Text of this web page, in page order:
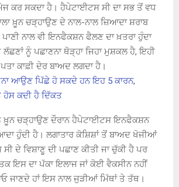
ਕਰ ਸਕਦਾ ਹੈ। ਹੈਪੇਟਾਈਟਸ ਸੀ ਦਾ ਸਭ ਤੋਂ ਵਧ
ਖ਼ੂਨ ਚੜ੍ਹਾਉਣ ਦੇ ਨਾਲ-ਨਾਲ ਜ਼ਿਆਦਾ ਸ਼ਰਾਬ
ਨਾਲ ਵੀ ਇਨਫੈਕਸ਼ਨ ਫੈਲਣ ਦਾ ਖ਼ਤਰਾ ਹੁੰਦਾ
ਨੂੰ ਪਛਾਣਨਾ ਥੋੜ੍ਹਾ ਜਿਹਾ ਮੁਸ਼ਕਲ ਹੈ, ਇਹੀ
ਕਾਫ਼ੀ ਦੇਰ ਬਾਅਦ ਲਗਦਾ ਹੈ।
ਆਉਣ ਪਿੱਛੇ ਹੋ ਸਕਦੇ ਹਨ ਇਹ 5 ਕਾਰਨ,
ਹੋਸ ਕਦੀ ਹੈ ਦਿੱਕਤ
ਖ਼ੂਨ ਚੜ੍ਹਾਉਣ ਦੌਰਾਨ ਹੈਪੇਟਾਈਟਸ ਇਨਫੈਕਸ਼ਨ
ਹੁੰਦੀ ਹੈ। ਲਗਾਤਾਰ ਕੋਸ਼ਿਸ਼ਾਂ ਤੋਂ ਬਾਅਦ ਖੋਜੀਆਂ
ਦੇ ਵਿਸ਼ਾਣੂ ਦੀ ਪਛਾਣ ਕੀਤੀ ਜਾ ਚੁੱਕੀ ਹੈ ਪਰ
ਇਸ ਦਾ ਪੱਕਾ ਇਲਾਜ ਜਾਂ ਕੋਈ ਵੈਕਸੀਨ ਨਹੀਂ
ਜਾਣਦੇ ਹਾਂ ਇਸ ਨਾਲ ਜੁੜੀਆਂ ਮਿੱਥਾਂ ਤੇ ਤੱਥ।